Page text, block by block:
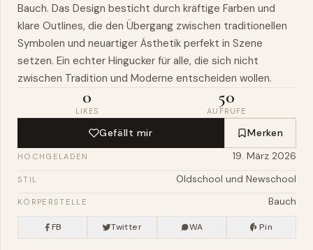
Bauch. Das Design besticht durch kräftige Farben und
klare Outlines, die den Übergang zwischen traditionellen
Symbolen und neuartiger Ästhetik perfekt in Szene
setzen. Ein echter Hingucker für alle, die sich nicht
zwischen Tradition und Moderne entscheiden wollen.
0
LIKES
50
AUFRUFE
Gefällt mir Merken
HOCHGELADEN 19. März 2026
STIL Oldschool und Newschool
KÖRPERSTELLE Bauch
FB Twitter WA Pin